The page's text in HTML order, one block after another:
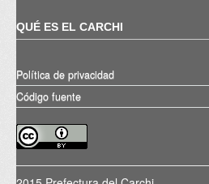
QUÉ ES EL CARCHI
Política de privacidad
Código fuente